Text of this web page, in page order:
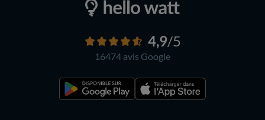
4,9/5
16474 avis Google